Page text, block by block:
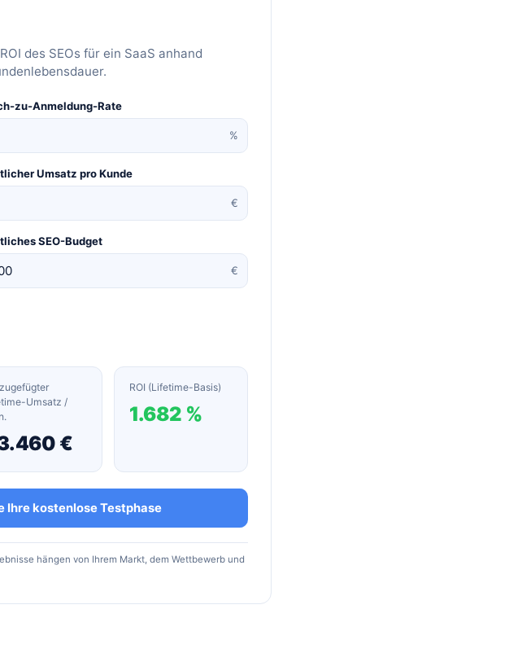
des SEOs für ein SaaS anhand
zu-Anmeldung-Rate
%
Umsatz pro Kunde
€
SEO-Budget
€
Umsatz /
€
ROI (Lifetime-Basis)
1.682 %
Ihre kostenlose Testphase
hängen von Ihrem Markt, dem Wettbewerb und